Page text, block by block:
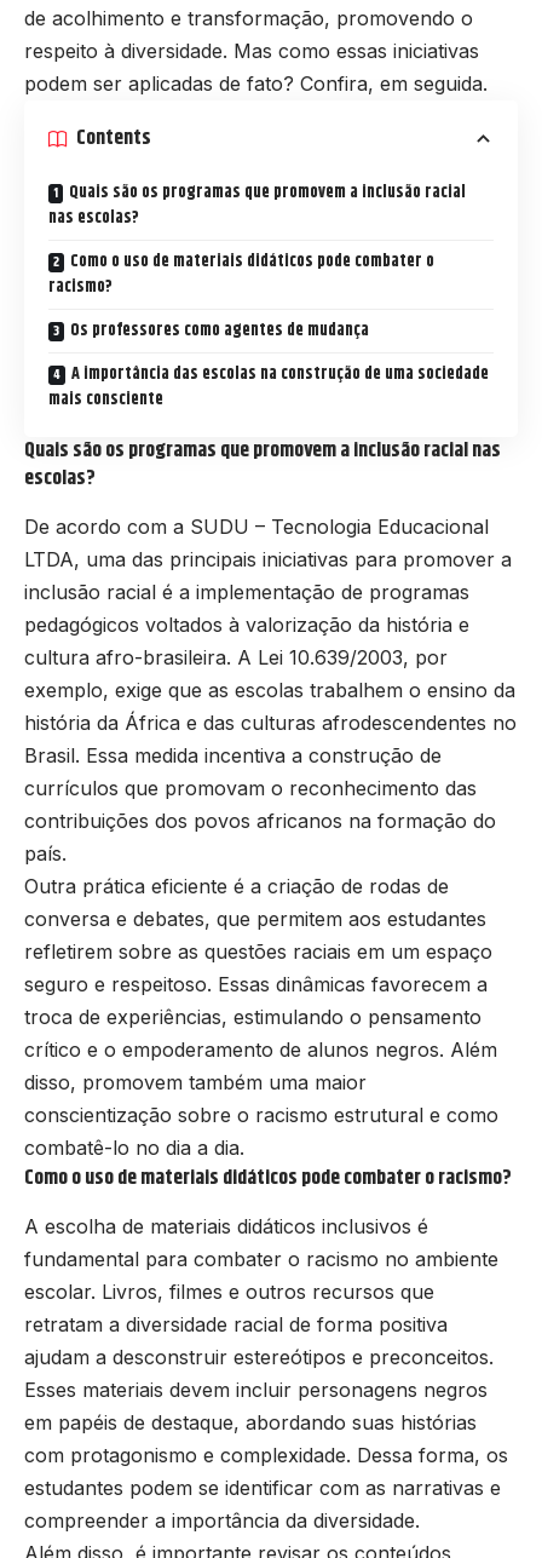
de acolhimento e transformação, promovendo o
respeito à diversidade. Mas como essas iniciativas
podem ser aplicadas de fato? Confira, em seguida.
Contents
Quais são os programas que promovem a inclusão racial
nas escolas?
Como o uso de materiais didáticos pode combater o
racismo?
Os professores como agentes de mudança
A importância das escolas na construção de uma sociedade
mais consciente
Quais são os programas que promovem a inclusão racial nas
escolas?
De acordo com a SUDU – Tecnologia Educacional
LTDA, uma das principais iniciativas para promover a
inclusão racial é a implementação de programas
pedagógicos voltados à valorização da história e
cultura afro-brasileira. A Lei 10.639/2003, por
exemplo, exige que as escolas trabalhem o ensino da
história da África e das culturas afrodescendentes no
Brasil. Essa medida incentiva a construção de
currículos que promovam o reconhecimento das
contribuições dos povos africanos na formação do
país.
Outra prática eficiente é a criação de rodas de
conversa e debates, que permitem aos estudantes
refletirem sobre as questões raciais em um espaço
seguro e respeitoso. Essas dinâmicas favorecem a
troca de experiências, estimulando o pensamento
crítico e o empoderamento de alunos negros. Além
disso, promovem também uma maior
conscientização sobre o racismo estrutural e como
combatê-lo no dia a dia.
Como o uso de materiais didáticos pode combater o racismo?
A escolha de materiais didáticos inclusivos é
fundamental para combater o racismo no ambiente
escolar. Livros, filmes e outros recursos que
retratam a diversidade racial de forma positiva
ajudam a desconstruir estereótipos e preconceitos.
Esses materiais devem incluir personagens negros
em papéis de destaque, abordando suas histórias
com protagonismo e complexidade. Dessa forma, os
estudantes podem se identificar com as narrativas e
compreender a importância da diversidade.